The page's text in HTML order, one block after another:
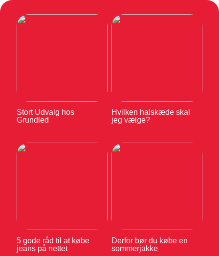
Stort Udvalg hos
Grundled
Hvilken halskæde skal
jeg vælge?
5 gode råd til at købe
jeans på nettet
Derfor bør du købe en
sommerjakke